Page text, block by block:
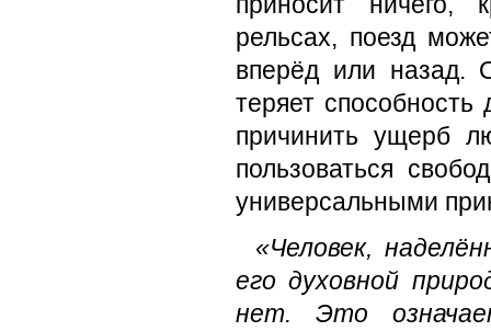
рельсах, поезд
вперёд или назад.
теряет
причинить ущерб
пользоваться
универсальными
«Человек,
его духовной
нет. Это